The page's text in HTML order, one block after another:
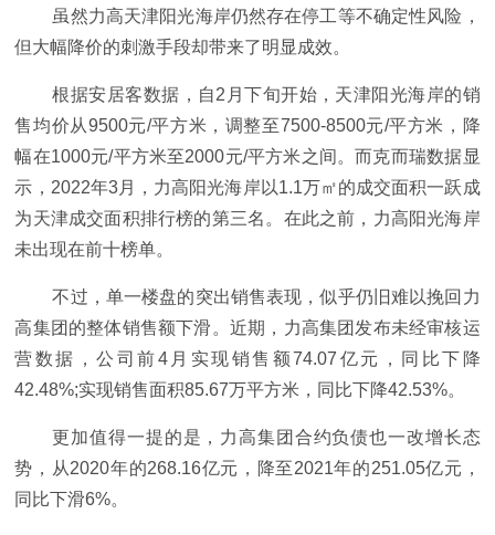
虽然力高天津阳光海岸仍然存在停工等不确定性风险，
但大幅降价的刺激手段却带来了明显成效。
根据安居客数据，自2月下旬开始，天津阳光海岸的销
售均价从9500元/平方米，调整至7500-8500元/平方米，降
幅在1000元/平方米至2000元/平方米之间。而克而瑞数据显
示，2022年3月，力高阳光海岸以1.1万㎡的成交面积一跃成
为天津成交面积排行榜的第三名。在此之前，力高阳光海岸
未出现在前十榜单。
不过，单一楼盘的突出销售表现，似乎仍旧难以挽回力
高集团的整体销售额下滑。近期，力高集团发布未经审核运
营数据，公司前4月实现销售额74.07亿元，同比下降
42.48%;实现销售面积85.67万平方米，同比下降42.53%。
更加值得一提的是，力高集团合约负债也一改增长态
势，从2020年的268.16亿元，降至2021年的251.05亿元，
同比下滑6%。